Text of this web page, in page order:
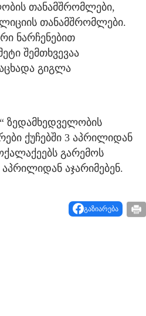
თანამშრომლები,
თანამშრომლები.
ნარჩენებით
შემთხვევაა
გიგლა
ზედამხედველობის
ქუჩებში 3 აპრილიდან
გარემოს
აპრილიდან აჯარიმებენ.
გაზიარება